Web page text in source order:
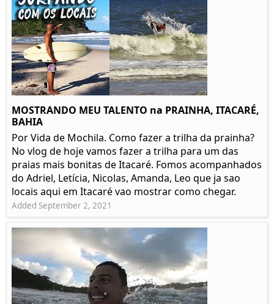
MOSTRANDO MEU TALENTO na PRAINHA, ITACARÉ,
BAHIA
Por Vida de Mochila. Como fazer a trilha da prainha?
No vlog de hoje vamos fazer a trilha para um das
praias mais bonitas de Itacaré. Fomos acompanhados
do Adriel, Letícia, Nicolas, Amanda, Leo que ja sao
locais aqui em Itacaré vao mostrar como chegar.
Added September 2, 2021